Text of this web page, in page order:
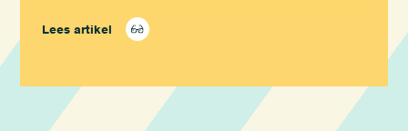
Lees artikel